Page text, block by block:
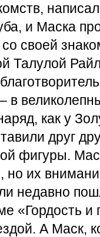
и Маска
своей
Талулой
в
как у
друг
фигуры.
но их
недавно
«Гордость и
А Маск,